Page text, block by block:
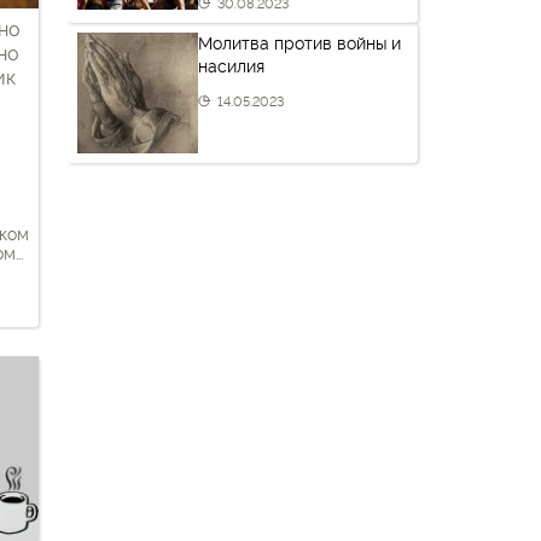
30.08.2023
Молитва против войны и
насилия
14.05.2023